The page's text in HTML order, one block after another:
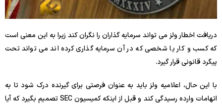
دریافت اخطار ولز می تواند سرمایه گذاران را نگران کند زیرا به این معنی است
که کسب و کار یا شخصی که در آن سرمایه گذاری کرده اند می تواند تحت
پیگرد قانونی قرار گیرد.
با این حال، اعلامیه ولز باید به عنوان فرصتی برای گیرنده درک شود تا به
اتهامات وارده رسیدگی کند و قبل از اینکه کمیسیون SEC تصمیم بگیرد که آیا